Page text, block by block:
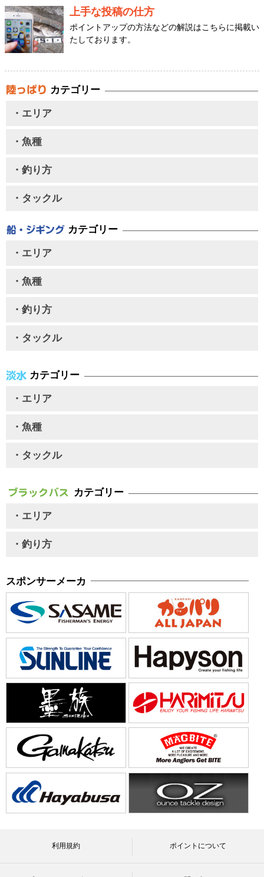
上手な投稿の仕方
ポイントアップの方法などの解説はこちらに掲載い
たしております。
カテゴリー
・エリア
・魚種
・釣り方
・タックル
カテゴリー
・エリア
・魚種
・釣り方
・タックル
カテゴリー
・エリア
・魚種
・タックル
カテゴリー
・エリア
・釣り方
スポンサーメーカ
利用規約 ポイントについて